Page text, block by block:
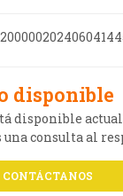
disponible
disponible
consulta al
CONTÁCTANOS